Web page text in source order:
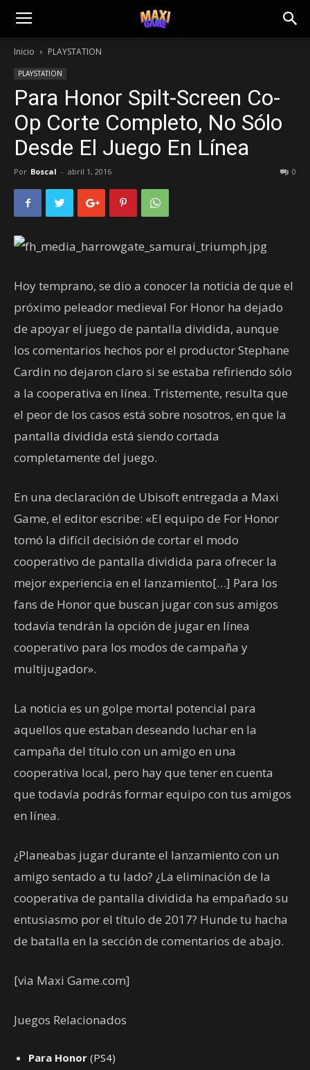
Inicio PLAYSTATION
PLAYSTATION
Para Honor Spilt-Screen Co-
Op Corte Completo, No Sólo
Desde El Juego En Línea
Por Boscal - abril 1, 2016 0
Hoy temprano, se dio a conocer la noticia de que el
próximo peleador medieval For Honor ha dejado
de apoyar el juego de pantalla dividida, aunque
los comentarios hechos por el productor Stephane
Cardin no dejaron claro si se estaba refiriendo sólo
a la cooperativa en línea. Tristemente, resulta que
el peor de los casos está sobre nosotros, en que la
pantalla dividida está siendo cortada
completamente del juego.
En una declaración de Ubisoft entregada a Maxi
Game, el editor escribe: «El equipo de For Honor
tomó la difícil decisión de cortar el modo
cooperativo de pantalla dividida para ofrecer la
mejor experiencia en el lanzamiento[…] Para los
fans de Honor que buscan jugar con sus amigos
todavía tendrán la opción de jugar en línea
cooperativo para los modos de campaña y
multijugador».
La noticia es un golpe mortal potencial para
aquellos que estaban deseando luchar en la
campaña del título con un amigo en una
cooperativa local, pero hay que tener en cuenta
que todavía podrás formar equipo con tus amigos
en línea.
¿Planeabas jugar durante el lanzamiento con un
amigo sentado a tu lado? ¿La eliminación de la
cooperativa de pantalla dividida ha empañado su
entusiasmo por el título de 2017? Hunde tu hacha
de batalla en la sección de comentarios de abajo.
[via Maxi Game.com]
Juegos Relacionados
Para Honor (PS4)